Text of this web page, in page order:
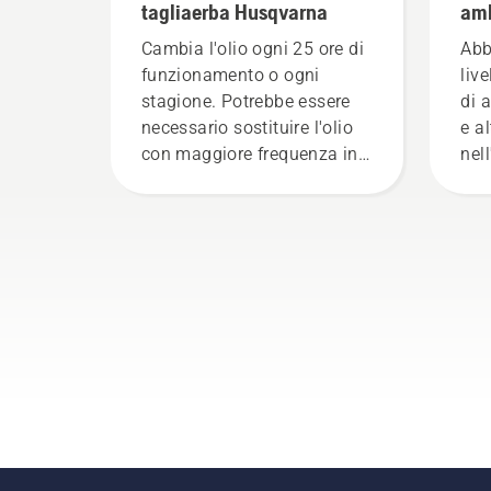
tagliaerba Husqvarna
Cambia l'olio ogni 25 ore di
funzionamento o ogni
stagione. Potrebbe essere
necessario sostituire l'olio
con maggiore frequenza in
di
e